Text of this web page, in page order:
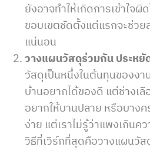
ยังอาจทำให้เกิดการเข้าใจผิ
ขอบเขตชัดตั้งแต่แรกจะช่ว
แน่นอน
วางแผนวัสดุร่วมกัน ประหยัด
วัสดุเป็นหนึ่งในต้นทุนของงา
บ้านอยากได้ของดี แต่ช่างเลื
อยากให้บานปลาย หรือบาง
ง่าย แต่เราไม่รู้ว่าแพงเกินค
วิธีที่เวิร์กที่สุดคือวางแผนวั